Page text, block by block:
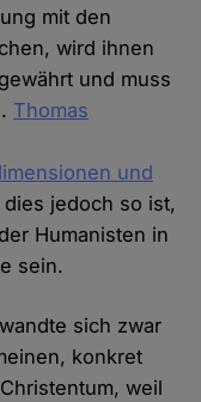
mit den
wird ihnen
und muss
Thomas
und
dies jedoch so ist,
Humanisten in
sein.
sich zwar
konkret
weil